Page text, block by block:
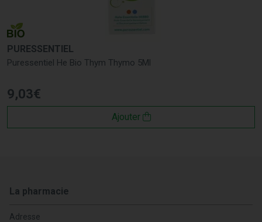
PURESSENTIEL
Puressentiel He Bio Thym Thymo 5Ml
9,03€
Ajouter
La pharmacie
Adresse